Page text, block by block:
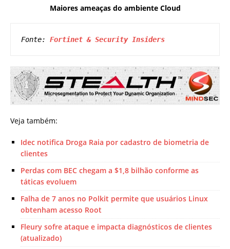
Maiores ameaças do ambiente Cloud
Fonte: Fortinet & Security Insiders
Veja também:
Idec notifica Droga Raia por cadastro de biometria de
clientes
Perdas com BEC chegam a $1,8 bilhão conforme as
táticas evoluem
Falha de 7 anos no Polkit permite que usuários Linux
obtenham acesso Root
Fleury sofre ataque e impacta diagnósticos de clientes
(atualizado)